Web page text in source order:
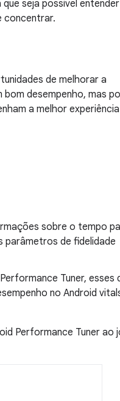
seja possível
concentrar.
de melhorar a
desempenho, mas
a melhor experiência
sobre o tempo
parâmetros de fidelidade
Tuner, esses
no Android
Performance Tuner ao